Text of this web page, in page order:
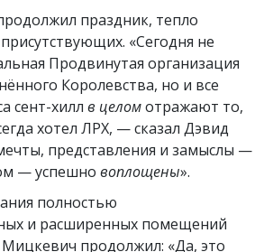
праздник, тепло
«Сегодня не
Продвинутая организация
Королевства, но и все
сент-хилл в целомотражают то,
хотел ЛРХ, — сказал Дэвид
— успешно воплощены».
полностью
и расширенных помещений
продолжил: «Да, это